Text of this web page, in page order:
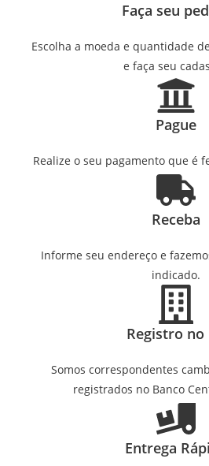
Faça seu
Escolha a moeda e quantidade
e faça seu
Pague
Realize o seu pagamento que é
Receba
Informe seu endereço e
indicado.
Registro no
Somos correspondentes
registrados no Banco
Entrega